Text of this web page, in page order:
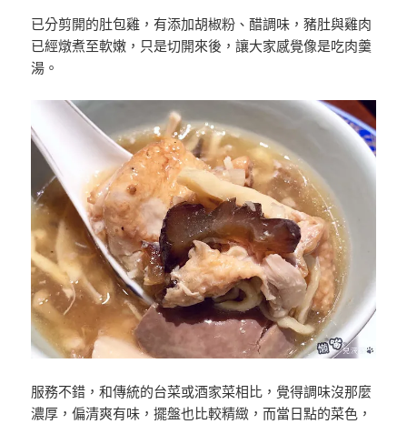
已分剪開的肚包雞，有添加胡椒粉、醋調味，豬肚與雞肉
已經燉煮至軟嫩，只是切開來後，讓大家感覺像是吃肉羹
湯。
服務不錯，和傳統的台菜或酒家菜相比，覺得調味沒那麼
濃厚，偏清爽有味，擺盤也比較精緻，而當日點的菜色，